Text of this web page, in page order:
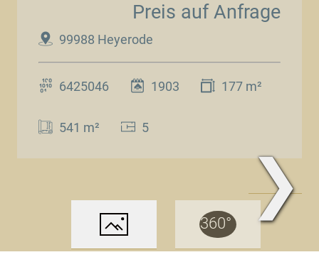
99988 Heyerode
Preis auf Anfrage
6425046 1903 177 m²
541 m² 5
❯